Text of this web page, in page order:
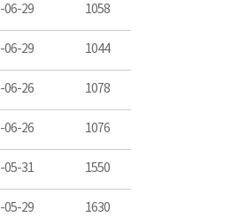
06-29 1058
06-29 1044
06-26 1078
06-26 1076
05-31 1550
05-29 1630